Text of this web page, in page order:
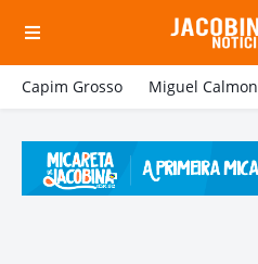
Capim Grosso Miguel Calmon